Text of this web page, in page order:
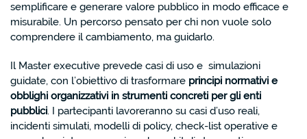
semplificare e generare valore pubblico in modo efficace e
misurabile. Un percorso pensato per chi non vuole solo
comprendere il cambiamento, ma guidarlo.
Il Master executive prevede casi di uso e simulazioni
guidate, con l’obiettivo di trasformare principi normativi e
obblighi organizzativi in strumenti concreti per gli enti
pubblici. I partecipanti lavoreranno su casi d’uso reali,
incidenti simulati, modelli di policy, check-list operative e